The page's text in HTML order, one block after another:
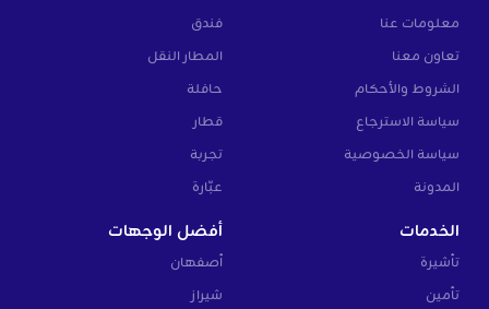
معلومات عنا
تعاون معنا
الشروط والأحكام
سياسة الاسترجاع
سياسة الخصوصية
المدونة
فندق
المطار النقل
حافلة
قطار
تجربة
عبّارة
الخدمات
تأشيرة
تأمين
أفضل الوجهات
أصفهان
شيراز